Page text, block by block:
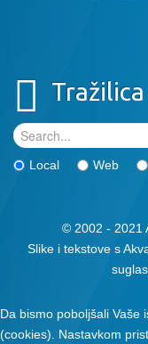
Tražilica
Local Web
© 2002 - 2021
Slike i tekstove s
Da bismo poboljšali Vaše
(cookies). Nastavkom